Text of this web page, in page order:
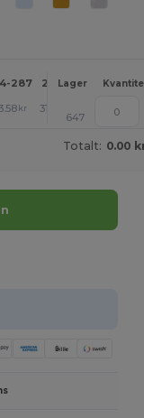
287 288 + Mer
Lager
kr 31.98
647
Totalt: 0.00